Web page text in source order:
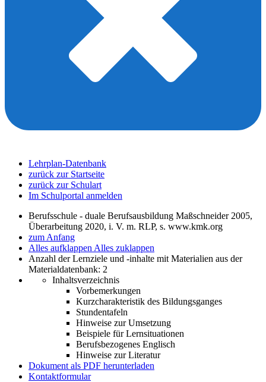
Lehrplan-Datenbank
zurück zur Startseite
zurück zur Schulart
Im Schulportal anmelden
Berufsschule - duale Berufsausbildung Maßschneider 2005,
Überarbeitung 2020, i. V. m. RLP, s. www.kmk.org
zum Anfang
Alles aufklappen Alles zuklappen
Anzahl der Lernziele und -inhalte mit Materialien aus der
Materialdatenbank: 2
Inhaltsverzeichnis
Vorbemerkungen
Kurzcharakteristik des Bildungsganges
Stundentafeln
Hinweise zur Umsetzung
Beispiele für Lernsituationen
Berufsbezogenes Englisch
Hinweise zur Literatur
Dokument als PDF herunterladen
Kontaktformular